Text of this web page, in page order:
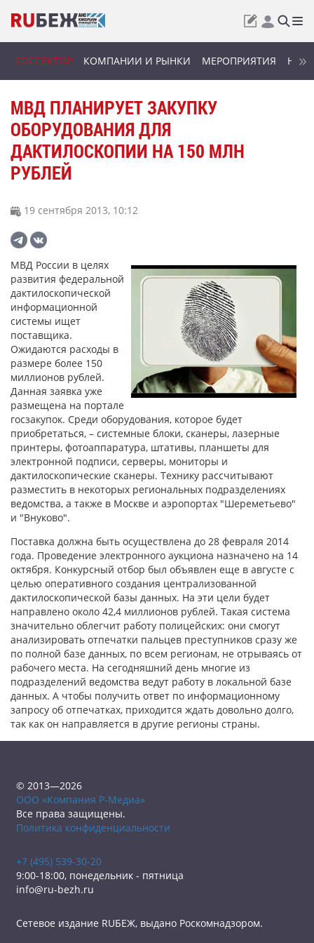
ГОССЕКТОР КОМПАНИИ И РЫНКИ МЕРОПРИЯТИЯ
МВД ПЛАНИРУЕТ ЗАКУПКУ
ОБОРУДОВАНИЯ ДЛЯ
ДАКТИЛОСКОПИИ НА 150 МЛН
РУБЛЕЙ
19 сентября 2013, 10:12
МВД России в целях
развития федеральной
дактилоскопической
информационной
системы ищет
поставщика.
Ожидаются расходы в
размере более 150
миллионов рублей.
Данная заявка уже
размещена на портале
госзакупок. Среди оборудования, которое будет
приобретаться, – системные блоки, сканеры, лазерные
принтеры, фотоаппаратура, штативы, планшеты для
электронной подписи, серверы, мониторы и
дактилоскопические сканеры. Технику рассчитывают
разместить в некоторых региональных подразделениях
ведомства, а также в Москве и аэропортах "Шереметьево"
и "Внуково".
Поставка должна быть осуществлена до 28 февраля 2014
года. Проведение электронного аукциона назначено на 14
октября. Конкурсный отбор был объявлен еще в августе с
целью оперативного создания централизованной
дактилоскопической базы данных. На эти цели будет
направлено около 42,4 миллионов рублей. Такая система
значительно облегчит работу полицейских: они смогут
анализировать отпечатки пальцев преступников сразу же
по полной базе данных, по всем регионам, не отрываясь от
рабочего места. На сегодняшний день многие из
подразделений ведомства ведут работу в локальной базе
данных. А чтобы получить ответ по информационному
запросу об отпечатках, приходится ждать довольно долго,
так как он направляется в другие регионы страны.
© 2013—2026
ООО «Компания Р-Медиа»
Все права защищены.
Политика конфиденциальности
+7 (495) 539-30-20
9:00-18:00, понедельник - пятница
info@ru-bezh.ru
Сетевое издание RUБЕЖ, выдано Роскомнадзором.